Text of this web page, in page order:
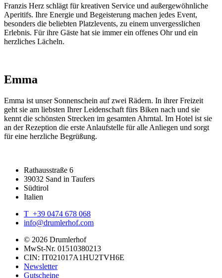
Franzis Herz schlägt für kreativen Service und außergewöhnliche
Aperitifs. Ihre Energie und Begeisterung machen jedes Event,
besonders die beliebten Platzlevents, zu einem unvergesslichen
Erlebnis. Für ihre Gäste hat sie immer ein offenes Ohr und ein
herzliches Lächeln.
Emma
Emma ist unser Sonnenschein auf zwei Rädern. In ihrer Freizeit
geht sie am liebsten Ihrer Leidenschaft fürs Biken nach und sie
kennt die schönsten Strecken im gesamten Ahrntal. Im Hotel ist sie
an der Rezeption die erste Anlaufstelle für alle Anliegen und sorgt
für eine herzliche Begrüßung.
Rathausstraße 6
39032 Sand in Taufers
Südtirol
Italien
T +39 0474 678 068
info@drumlerhof.com
© 2026 Drumlerhof
MwSt-Nr. 01510380213
CIN: IT021017A1HU2TVH6E
Newsletter
Gutscheine